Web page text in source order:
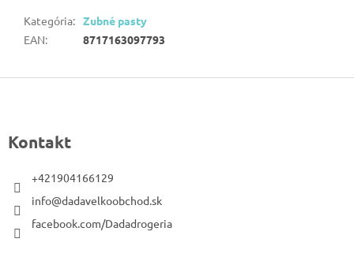
Kategória: Zubné pasty
EAN: 8717163097793
p
äKontakt
+421904166129
info@dadavelkoobchod.sk
facebook.com/Dadadrogeria